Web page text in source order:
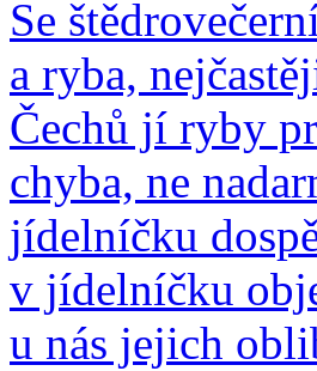
Se
a ryba,
Čechů jí ryby
chyba, ne
jídelníčku
v jídelníčku
u nás jejich